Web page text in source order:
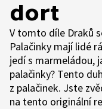
dort
V tomto díle Draků
Palačinky mají lidé
jedí s marmeládou,
palačinky? Tento
z palačinek. Jste
na tento originální